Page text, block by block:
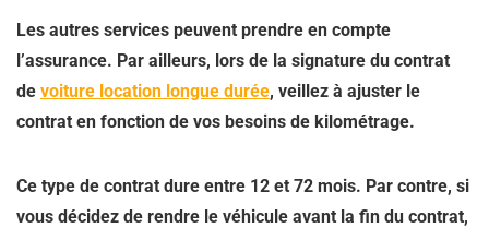
Les autres services peuvent prendre en compte
l’assurance. Par ailleurs, lors de la signature du contrat
de voiture location longue durée, veillez à ajuster le
contrat en fonction de vos besoins de kilométrage.
Ce type de contrat dure entre 12 et 72 mois. Par contre, si
vous décidez de rendre le véhicule avant la fin du contrat,